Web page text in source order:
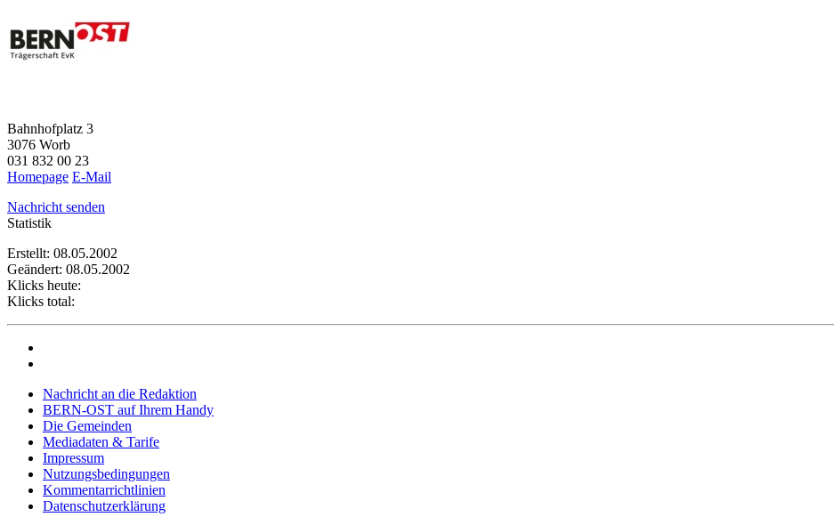
Bahnhofplatz 3
3076 Worb
031 832 00 23
Homepage E-Mail
Nachricht senden
Statistik
Erstellt: 08.05.2002
Geändert: 08.05.2002
Klicks heute:
Klicks total:
Nachricht an die Redaktion
BERN-OST auf Ihrem Handy
Die Gemeinden
Mediadaten & Tarife
Impressum
Nutzungsbedingungen
Kommentarrichtlinien
Datenschutzerklärung